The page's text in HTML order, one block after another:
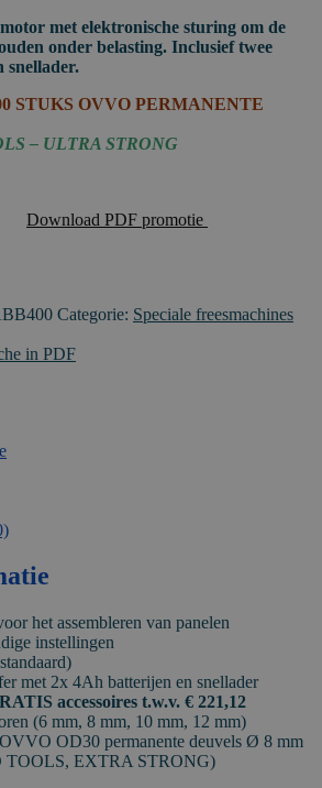
met elektronische sturing om de
onder belasting. Inclusief twee
snellader.
STUKS OVVO PERMANENTE
– ULTRA STRONG
Download PDF promotie
Categorie: Speciale freesmachines
in PDF
het assembleren van panelen
instellingen
met 2x 4Ah batterijen en snellader
accessoires t.w.v. € 221,12
(6 mm, 8 mm, 10 mm, 12 mm)
OD30 permanente deuvels Ø 8 mm
TOOLS, EXTRA STRONG)